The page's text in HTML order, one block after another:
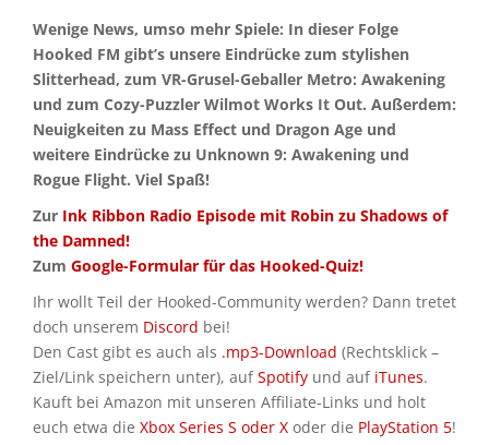
Wenige News, umso mehr Spiele: In dieser Folge
Hooked FM gibt’s unsere Eindrücke zum stylishen
Slitterhead, zum VR-Grusel-Geballer Metro: Awakening
und zum Cozy-Puzzler Wilmot Works It Out. Außerdem:
Neuigkeiten zu Mass Effect und Dragon Age und
weitere Eindrücke zu Unknown 9: Awakening und
Rogue Flight. Viel Spaß!
Zur Ink Ribbon Radio Episode mit Robin zu Shadows of
the Damned!
Zum Google-Formular für das Hooked-Quiz!
Ihr wollt Teil der Hooked-Community werden? Dann tretet
doch unserem Discord bei!
Den Cast gibt es auch als .mp3-Download (Rechtsklick –
Ziel/Link speichern unter), aufSpotify und auf iTunes.
Kauft bei Amazon mit unseren Affiliate-Links und holt
euch etwa die Xbox Series S oder X oder die PlayStation 5!